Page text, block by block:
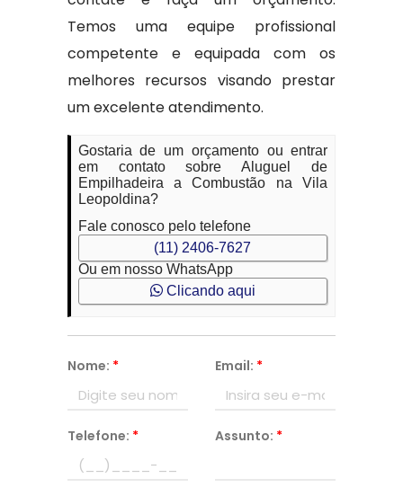
Temos uma equipe profissional
competente e equipada com os
melhores recursos visando prestar
um excelente atendimento.
Gostaria de um orçamento ou entrar
em contato sobre Aluguel de
Empilhadeira a Combustão na Vila
Leopoldina?
Fale conosco pelo telefone
(11) 2406-7627
Ou em nosso WhatsApp
Clicando aqui
Nome: * Email: *
Telefone: * Assunto: *